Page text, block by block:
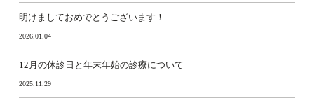
明けましておめでとうございます！
2026.01.04
12月の休診日と年末年始の診療について
2025.11.29